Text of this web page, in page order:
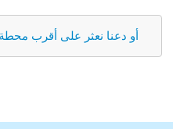
أو دعنا نعثر على أقرب محطة